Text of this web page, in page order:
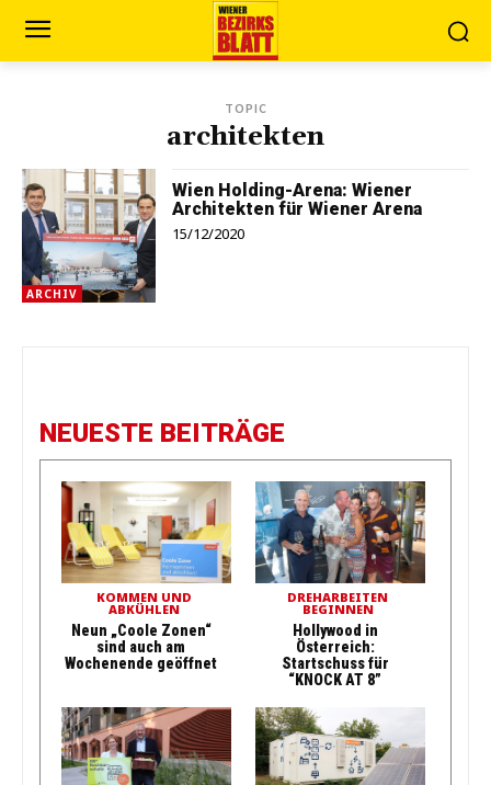
TOPIC
architekten
ARCHIV
Wien Holding-Arena: Wiener
Architekten für Wiener Arena
15/12/2020
NEUESTE BEITRÄGE
KOMMEN UND
ABKÜHLEN
Neun „Coole Zonen“
sind auch am
Wochenende geöffnet
DREHARBEITEN
BEGINNEN
Hollywood in
Österreich:
Startschuss für
“KNOCK AT 8”